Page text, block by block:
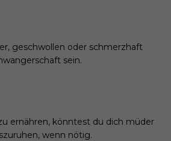
geschwollen oder schmerzhaft
sein.
ernähren, könntest du dich müder
wenn nötig.